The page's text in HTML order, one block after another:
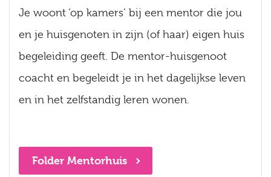
Je woont ‘op kamers’ bij een mentor die jou
en je huisgenoten in zijn (of haar) eigen huis
begeleiding geeft. De mentor-huisgenoot
coacht en begeleidt je in het dagelijkse leven
en in het zelfstandig leren wonen.
Folder Mentorhuis